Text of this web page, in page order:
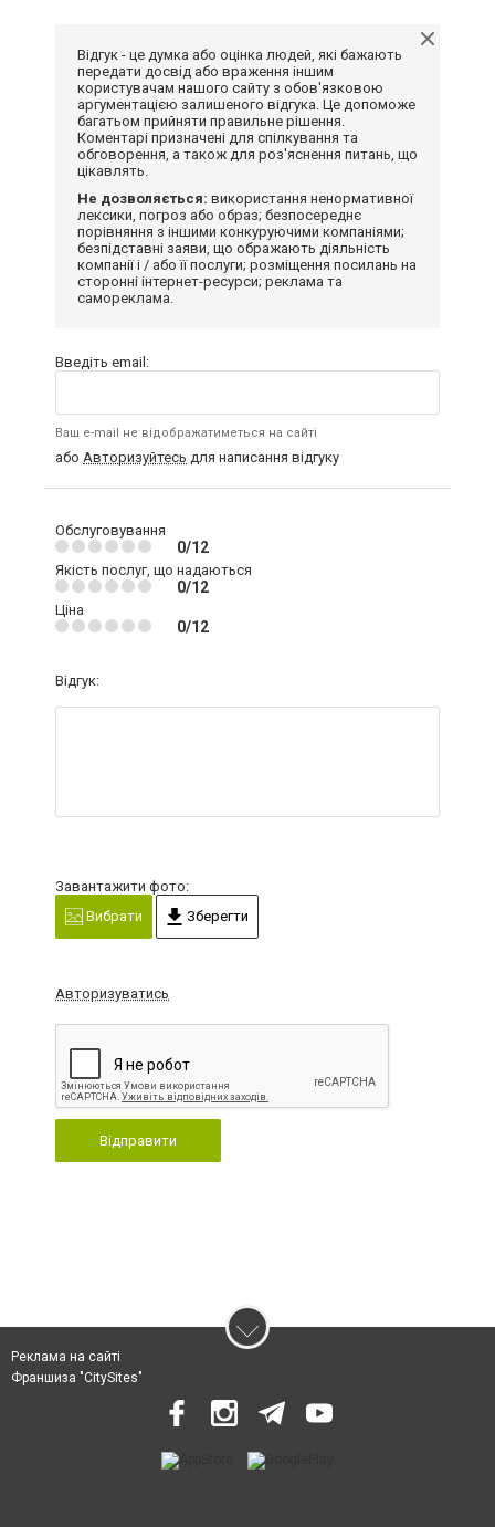
Відгук - це думка або оцінка людей, які бажають
передати досвід або враження іншим
користувачам нашого сайту з обов'язковою
аргументацією залишеного відгука. Це допоможе
багатьом прийняти правильне рішення.
Коментарі призначені для спілкування та
обговорення, а також для роз'яснення питань, що
цікавлять.
Не дозволяється: використання ненормативної
лексики, погроз або образ; безпосереднє
порівняння з іншими конкуруючими компаніями;
безпідставні заяви, що ображають діяльність
компанії і / або її послуги; розміщення посилань на
сторонні інтернет-ресурси; реклама та
самореклама.
Введіть email:
Ваш e-mail не відображатиметься на сайті
або Авторизуйтесь для написання відгуку
Обслуговування
0/12
Якість послуг, що надаються
0/12
Ціна
0/12
Відгук:
Завантажити фото:
Вибрати
Зберегти
Авторизуватись
Відправити
Реклама на сайті
Франшиза "CitySites"